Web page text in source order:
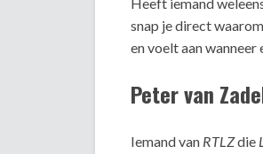
Heeft iemand
snap je direct
en voelt aan
Peter van
Iemand van RTLZdie